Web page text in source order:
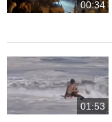
00:34
01:53